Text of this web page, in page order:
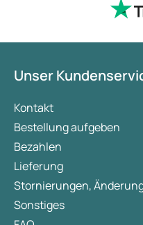
Unser
Kontakt
Bestellung aufgeben
Bezahlen
Lieferung
Stornierungen,
Sonstiges